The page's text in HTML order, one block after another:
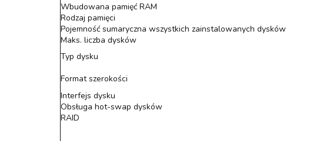
Wbudowana pamięć RAM
Rodzaj pamięci
Pojemność sumaryczna wszystkich zainstalowanych dysków
Maks. liczba dysków
Typ dysku
Format szerokości
Interfejs dysku
Obsługa hot-swap dysków
RAID